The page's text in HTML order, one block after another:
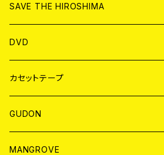
ANALOG
CD
ANALOG
SAVE THE HIROSHIMA
アパレル
BADGE
DVD
JAPAN
WORLD
カセットテープ
JAPAN
WORLD
GUDON
アパレル
MANGROVE